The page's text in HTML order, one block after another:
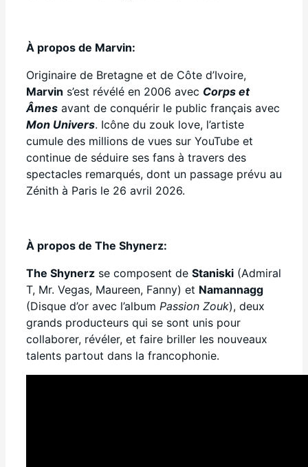
À propos de Marvin:
Originaire de Bretagne et de Côte d’Ivoire,
Marvin s’est révélé en 2006 avec Corps et
Âmes avant de conquérir le public français avec
Mon Univers. Icône du zouk love, l’artiste
cumule des millions de vues sur YouTube et
continue de séduire ses fans à travers des
spectacles remarqués, dont un passage prévu au
Zénith à Paris le 26 avril 2026.
À propos de The Shynerz:
The Shynerz se composent de Staniski (Admiral
T, Mr. Vegas, Maureen, Fanny) et Namannagg
(Disque d’or avec l’album Passion Zouk), deux
grands producteurs qui se sont unis pour
collaborer, révéler, et faire briller les nouveaux
talents partout dans la francophonie.